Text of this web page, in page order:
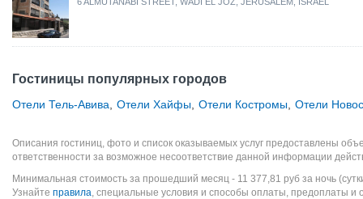
Гостиницы популярных городов
Отели Тель-Авива Отели Хайфы Отели Костромы Отели
Описания гостиниц, фото и список оказываемых услуг предоставлены
ответственности за возможное несоответствие данной информации
Минимальная стоимость за прошедший месяц - 11 377,81 руб за ночь
Узнайте правила, специальные условия и способы оплаты, предоплаты и